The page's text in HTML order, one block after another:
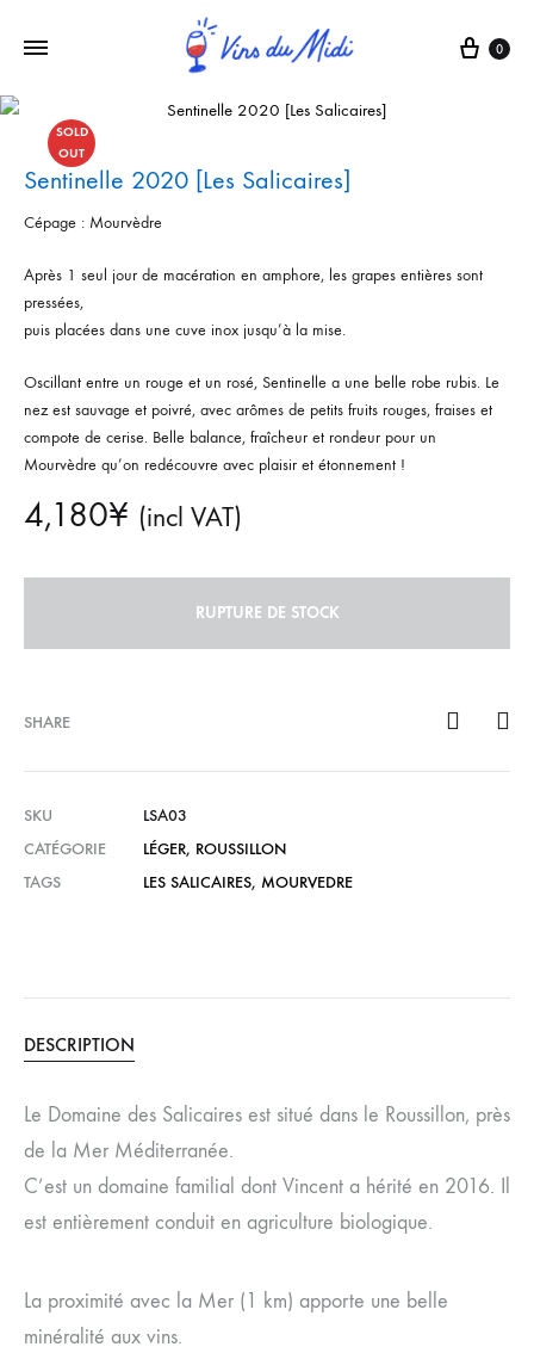
0
SOLD
OUT
Sentinelle 2020 [Les Salicaires]
Cépage : Mourvèdre
Après 1 seul jour de macération en amphore, les grapes entières sont
pressées,
puis placées dans une cuve inox jusqu’à la mise.
Oscillant entre un rouge et un rosé, Sentinelle a une belle robe rubis. Le
nez est sauvage et poivré, avec arômes de petits fruits rouges, fraises et
compote de cerise. Belle balance, fraîcheur et rondeur pour un
Mourvèdre qu’on redécouvre avec plaisir et étonnement !
4,180¥ (incl VAT)
RUPTURE DE STOCK
SHARE
SKU
LSA03
CATÉGORIE
LÉGER, ROUSSILLON
TAGS
LES SALICAIRES, MOURVEDRE
DESCRIPTION
Le Domaine des Salicaires est situé dans le Roussillon, près
de la Mer Méditerranée.
C’est un domaine familial dont Vincent a hérité en 2016. Il
est entièrement conduit en agriculture biologique.
La proximité avec la Mer (1 km) apporte une belle
minéralité aux vins.